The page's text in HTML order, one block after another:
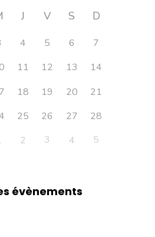
J V S D
4 5 6
7
11 12 13
14
18 19 20
21
25 26 27
28
2 3 4 5
évènements